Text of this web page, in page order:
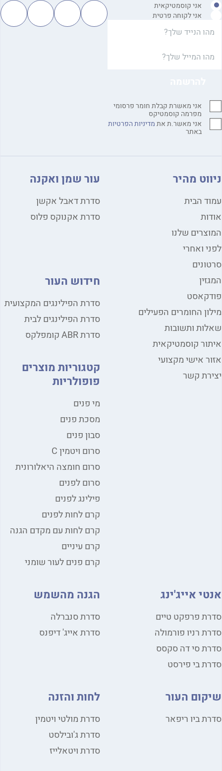
אני קוסמטיקאית
אני לקוחה פרטית
אני מאשרת קבלת חומר פרסומי
מפרמה קוסמטיקס
אני מאשר.ת אתמדיניות הפרטיות
באתר
מהיר
הבית
שלנו
ואחרי
החומרים הפעילים
ותשובות
קוסמטיקאית
אישי מקצועי
קשר
עור שמן ואקנה
סדרת דאבל אקשן
סדרת אקנוקס פלוס
חידוש העור
סדרת הפילינגים המקצועית
סדרת הפילינגים לבית
סדרת ABR קומפלקס
קטגוריות מוצרים
פופולריות
מי פנים
מסכת פנים
סבון פנים
סרום ויטמין C
סרום חומצה היאלורונית
סרום לפנים
פילינג לפנים
קרם לחות לפנים
קרם לחות עם מקדם הגנה
קרם עיניים
קרם פנים לעור שומני
אייג'ינג
פרפקט טיים
רניו פורמולה
סי דה סקסס
בי פירסט
העור
ביו ריפאר
הגנה מהשמש
סדרת סנברלה
סדרת אייג' דיפנס
לחות והזנה
סדרת מולטי ויטמין
סדרת ג'ובילסט
סדרת ויטאלייז